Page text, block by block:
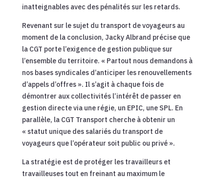
inatteignables avec des pénalités sur les retards.
Revenant sur le sujet du transport de voyageurs au
moment de la conclusion, Jacky Albrand précise que
la CGT porte l’exigence de gestion publique sur
l’ensemble du territoire. « Partout nous demandons à
nos bases syndicales d’anticiper les renouvellements
d’appels d’offres ». Il s’agit à chaque fois de
démontrer aux collectivités l’intérêt de passer en
gestion directe via une régie, un EPIC, une SPL. En
parallèle, la CGT Transport cherche à obtenir un
« statut unique des salariés du transport de
voyageurs que l’opérateur soit public ou privé ».
La stratégie est de protéger les travailleurs et
travailleuses tout en freinant au maximum le